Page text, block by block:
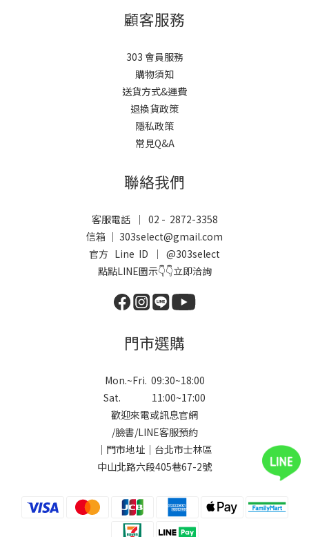
顧客服務
303 會員服務
購物須知
送貨方式&運費
退換貨政策
隱私政策
常見Q&A
聯絡我們
客服電話 ｜ 02 - 2872-3358
信箱 ｜ 303select@gmail.com
官方 Line ID ｜ @303select
點點LINE圖示👇👇立即洽詢
門市選購
Mon.~Fri. 09:30~18:00
Sat. 11:00~17:00
歡迎來電或訊息官網
/臉書/LINE客服預約
｜門市地址｜台北市士林區
中山北路六段405巷67-2號